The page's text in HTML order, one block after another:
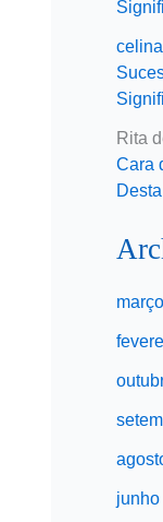
Rita
Cara